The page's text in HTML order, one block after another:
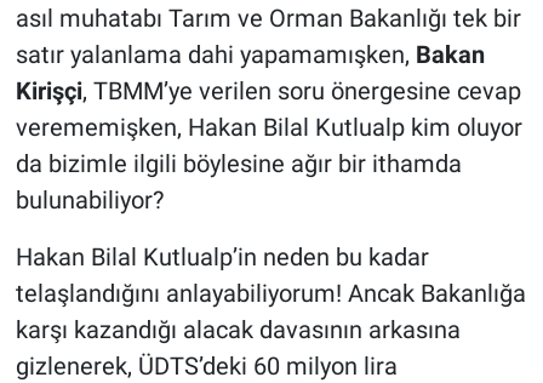
asıl muhatabı Tarım ve Orman Bakanlığı tek bir
satır yalanlama dahi yapamamışken, Bakan
Kirişçi, TBMM’ye verilen soru önergesine cevap
verememişken, Hakan Bilal Kutlualp kim oluyor
da bizimle ilgili böylesine ağır bir ithamda
bulunabiliyor?
Hakan Bilal Kutlualp’in neden bu kadar
telaşlandığını anlayabiliyorum! Ancak Bakanlığa
karşı kazandığı alacak davasının arkasına
gizlenerek, ÜDTS’deki 60 milyon lira